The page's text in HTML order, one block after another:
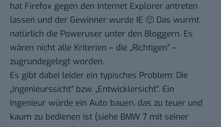
hat Firefox gegen den Internet Explorer antreten
lassen und der Gewinner wurde IE 🙂 Das wurmt
natürlich die Poweruser unter den Bloggern. Es
wären nicht alle Kriterien – die „Richtigen“ –
zugrundegelegt worden.
Es gibt dabei leider ein typisches Problem: Die
„Ingenieurssicht“ bzw. „Entwicklersicht“. Ein
Ingenieur würde ein Auto bauen, das zu teuer und
kaum zu bedienen ist (siehe BMW 7 mit seiner